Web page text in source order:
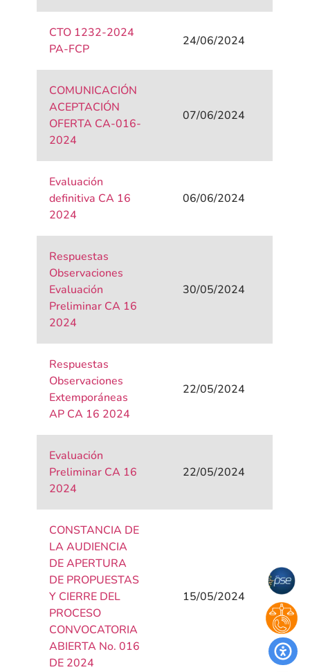
CTO 1232-2024
PA-FCP
24/06/2024
COMUNICACIÓN
ACEPTACIÓN
OFERTA CA-016-
2024
07/06/2024
Evaluación
definitiva CA 16
2024
06/06/2024
Respuestas
Observaciones
Evaluación
Preliminar CA 16
2024
30/05/2024
Respuestas
Observaciones
Extemporáneas
AP CA 16 2024
22/05/2024
Evaluación
Preliminar CA 16
2024
22/05/2024
CONSTANCIA DE
LA AUDIENCIA
DE APERTURA
DE PROPUESTAS
Y CIERRE DEL
PROCESO
CONVOCATORIA
ABIERTA No. 016
DE 2024
15/05/2024